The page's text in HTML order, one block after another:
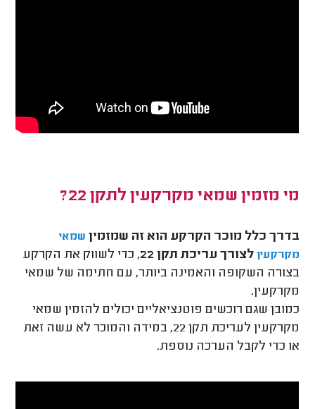
מי מזמין שמאי מקרקעין לתקן 22?
בדרך כלל מוכר הקרקע הוא זה שמזמין שמאי
מקרקעין לצורך עריכת תקן 22
, כדי לשווק את הקרקע
בצורה השקופה והאמינה ביותר, עם חתימה של שמאי
מקרקעין.
כמובן שגם רוכשים פוטנציאליים יכולים להזמין שמאי
מקרקעין לעריכת תקן 22, במידה והמוכר לא עשה זאת
או כדי לקבל הערכה נוספת.